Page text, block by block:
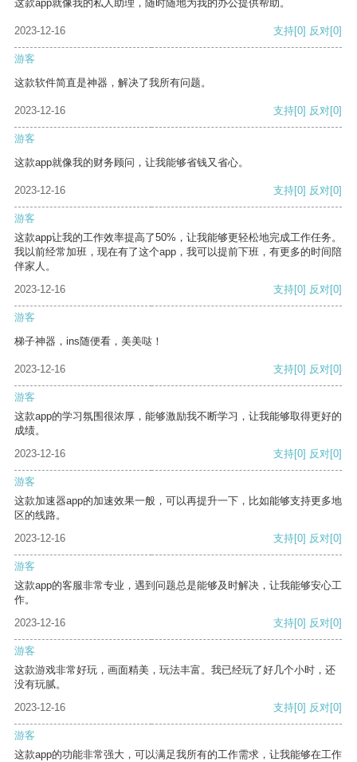
这款app就像我的私人助理，随时随地为我的办公提供帮助。
2023-12-16 支持[0] 反对[0]
游客
这款软件简直是神器，解决了我所有问题。
2023-12-16 支持[0] 反对[0]
游客
这款app就像我的财务顾问，让我能够省钱又省心。
2023-12-16 支持[0] 反对[0]
游客
这款app让我的工作效率提高了50%，让我能够更轻松地完成工作任务。
我以前经常加班，现在有了这个app，我可以提前下班，有更多的时间陪
伴家人。
2023-12-16
支持[0] 反对[0]
游客
梯子神器，ins随便看，美美哒！
2023-12-16 支持[0] 反对[0]
游客
这款app的学习氛围很浓厚，能够激励我不断学习，让我能够取得更好的
成绩。
2023-12-16
支持[0] 反对[0]
游客
这款加速器app的加速效果一般，可以再提升一下，比如能够支持更多地
区的线路。
2023-12-16
支持[0] 反对[0]
游客
这款app的客服非常专业，遇到问题总是能够及时解决，让我能够安心工
作。
2023-12-16
支持[0] 反对[0]
游客
这款游戏非常好玩，画面精美，玩法丰富。我已经玩了好几个小时，还
没有玩腻。
2023-12-16
支持[0] 反对[0]
游客
这款app的功能非常强大，可以满足我所有的工作需求，让我能够在工作